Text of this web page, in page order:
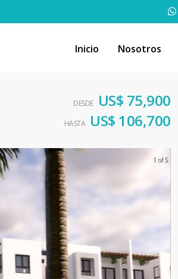
Inicio Nosotros
DESDE US$ 75,900
HASTA US$ 106,700
1 of 5